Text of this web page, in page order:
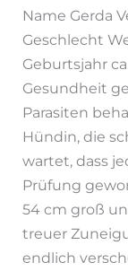
Name Gerda
Geschlecht
Geburtsjahr
Gesundheit
Parasiten
Hündin, die
wartet, dass
Prüfung
54 cm groß
treuer
endlich